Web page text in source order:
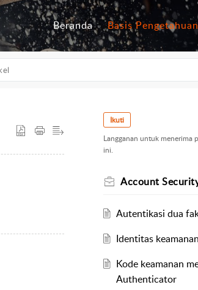
Beranda Basis Pengetahuan
Ikuti
Langganan untuk menerima
ini.
Account
Autentikasi dua
Identitas keamanan
Kode keamanan
Authenticator